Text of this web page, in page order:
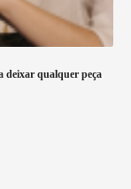
deixar qualquer peça